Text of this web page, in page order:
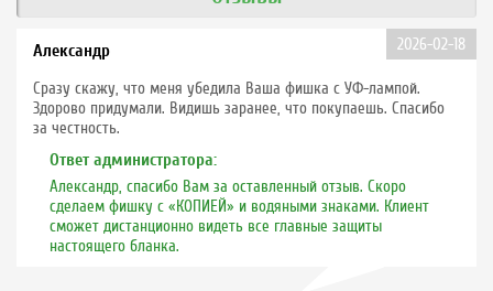
Александр 2026-02-18
Сразу скажу, что меня убедила Ваша фишка с УФ-лампой.
Здорово придумали. Видишь заранее, что покупаешь. Спасибо
за честность.
Ответ администратора:
Александр, спасибо Вам за оставленный отзыв. Скоро
сделаем фишку с «КОПИЕЙ» и водяными знаками. Клиент
сможет дистанционно видеть все главные защиты
настоящего бланка.